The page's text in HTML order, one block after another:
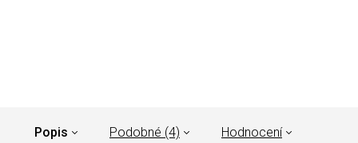
Popis Podobné (4) Hodnocení